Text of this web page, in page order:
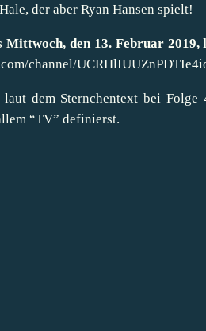
der aber Ryan Hansen spielt!
den 13. Februar 2019,
channel/
dem Sternchentext bei Folge
“TV” definierst.